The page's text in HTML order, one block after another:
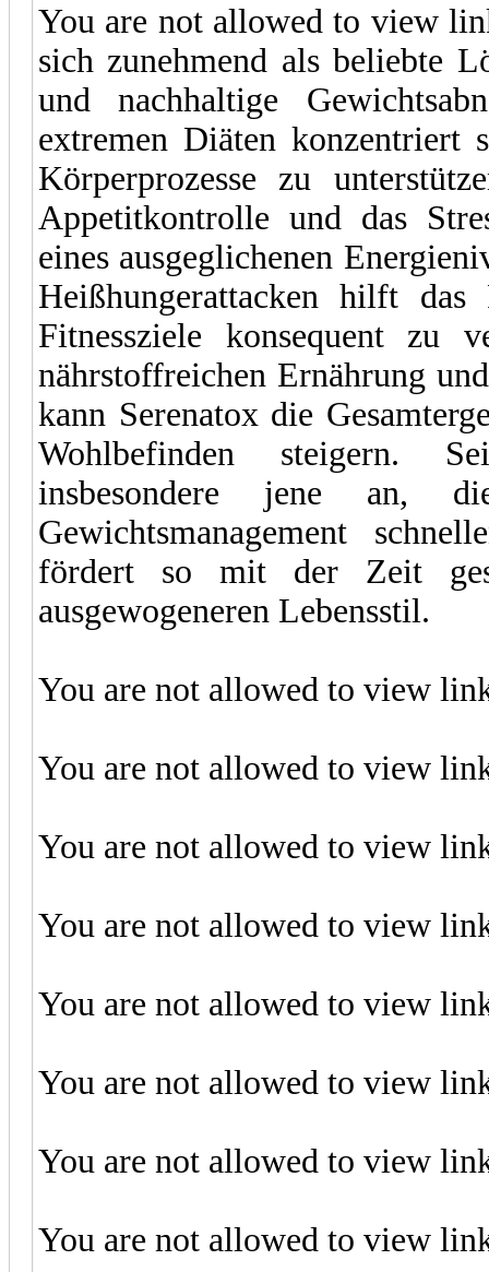
You are not allowed to view
sich zunehmend als beliebte
und nachhaltige
extremen Diäten konzentriert
Körperprozesse zu
Appetitkontrolle und das
eines ausgeglichenen
Heißhungerattacken hilft
Fitnessziele konsequent zu
nährstoffreichen Ernährung
kann Serenatox die
Wohlbefinden steigern.
insbesondere jene an,
Gewichtsmanagement
fördert so mit der Zeit
ausgewogeneren Lebensstil.
You are not allowed to view
You are not allowed to view
You are not allowed to view
You are not allowed to view
You are not allowed to view
You are not allowed to view
You are not allowed to view
You are not allowed to view